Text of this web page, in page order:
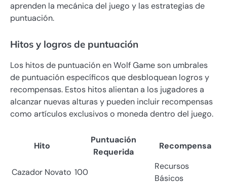
aprenden la mecánica del juego y las estrategias de
puntuación.
Hitos y logros de puntuación
Los hitos de puntuación en Wolf Game son umbrales
de puntuación específicos que desbloquean logros y
recompensas. Estos hitos alientan a los jugadores a
alcanzar nuevas alturas y pueden incluir recompensas
como artículos exclusivos o moneda dentro del juego.
Hito
Puntuación
Requerida
Recompensa
Cazador Novato 100
Recursos
Básicos